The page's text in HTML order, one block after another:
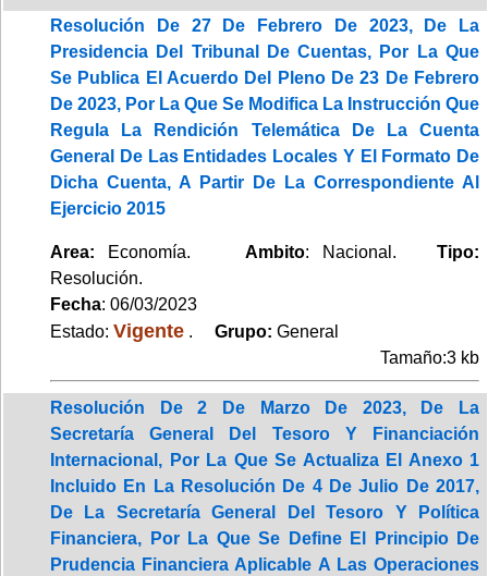
Resolución De 27 De Febrero De 2023, De La
Presidencia Del Tribunal De Cuentas, Por La Que
Se Publica El Acuerdo Del Pleno De 23 De Febrero
De 2023, Por La Que Se Modifica La Instrucción Que
Regula La Rendición Telemática De La Cuenta
General De Las Entidades Locales Y El Formato De
Dicha Cuenta, A Partir De La Correspondiente Al
Ejercicio 2015
Area: Economía. Ambito: Nacional.Tipo:
Resolución.
Fecha: 06/03/2023
Estado: Vigente . Grupo: General
Tamaño:3 kb
Resolución De 2 De Marzo De 2023, De La
Secretaría General Del Tesoro Y Financiación
Internacional, Por La Que Se Actualiza El Anexo 1
Incluido En La Resolución De 4 De Julio De 2017,
De La Secretaría General Del Tesoro Y Política
Financiera, Por La Que Se Define El Principio De
Prudencia Financiera Aplicable A Las Operaciones